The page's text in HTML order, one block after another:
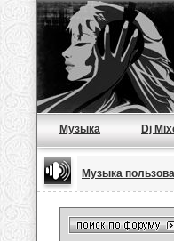
Музыка Dj
Музыка